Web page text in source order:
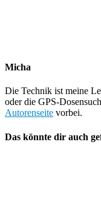
Micha
Die Technik ist meine
oder die GPS-
Autorenseite vorbei.
Das könnte dir auch